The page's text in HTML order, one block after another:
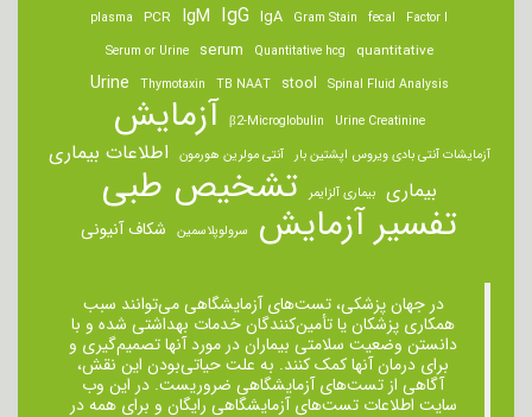
Factor I
fecal
Gram Stain
IgA
IgG
IgM
PCR
plasma
quantitative
Quantitative hcg
serum
Serum or Urine
Spinal Fluid Analysis
stool
TB NAAT
Thymotaxin
Urine
Urine Creatinine
β2-Microglobulin آزمایش
آزمایشات آنتی بادی ویروس اپشتین بار آنتی مولرین هورمون اطلاعات بیماری
بیماری بیماری آلزایمر تشخیص طبی
تفسیر آزمایش سرولوپلاسمین شکاف آنیونی
در جهان پزشکی، تست‌های آزمایشگاهی می‌توانند سبب
همکاری پزشکان یا تأمین‌کنندگان خدمات بهداشتی شده و با
دانستن وضعیت سلامتی بیماران در مورد آنها تصمیم‌گیری و
برای درمان ‌آنها کمک کنند. به علت حیاتی‌بودن این نقش،
آگاهی از تست‌های آزمایشگاهی ضروریست. در این وب
سایت اطلاعات تست‌های آزمایشگاهی رایگان و برای همه در